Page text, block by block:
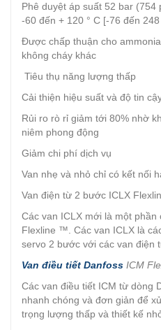
Phê duyệt áp suất 52 bar (754
-60 đến + 120 ° C [-76 đến 248
Được chấp thuận cho
không cháy khác
Tiêu thụ năng lượng thấp
Cải thiện hiệu suất và độ tin
Rủi ro rò rỉ giảm tới 80% nhờ
niêm phong động
Giảm chi phí dịch vụ
Van nhẹ và nhỏ chỉ có kết nối
Van điện từ 2 bước ICLX
Các van ICLX mới là một phần
Flexline ™. Các van ICLX là
servo 2 bước với các van điện
Van điều tiết Danfoss ICM
Các van điều tiết ICM từ dòng
nhanh chóng và đơn giản để
trọng lượng thấp và thiết kế